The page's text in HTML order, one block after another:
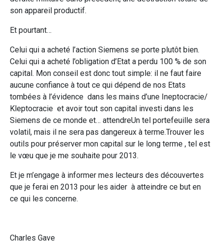
son appareil productif.
Et pourtant…
Celui qui a acheté l’action Siemens se porte plutôt bien.
Celui qui a acheté l’obligation d’Etat a perdu 100 % de son
capital. Mon conseil est donc tout simple: il ne faut faire
aucune confiance à tout ce qui dépend de nos Etats
tombées à l’évidence dans les mains d’une Ineptocracie/
Kleptocracie et avoir tout son capital investi dans les
Siemens de ce monde et… attendreUn tel portefeuille sera
volatil, mais il ne sera pas dangereux à terme.Trouver les
outils pour préserver mon capital sur le long terme , tel est
le vœu que je me souhaite pour 2013.
Et je m’engage à informer mes lecteurs des découvertes
que je ferai en 2013 pour les aider à atteindre ce but en
ce qui les concerne.
Charles Gave